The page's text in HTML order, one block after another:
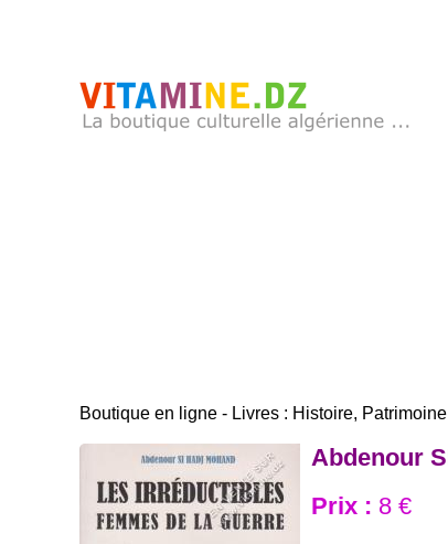
Boutique en ligne - Livres : Histoire, Patrimoine
Abdenour
Prix : 8 €